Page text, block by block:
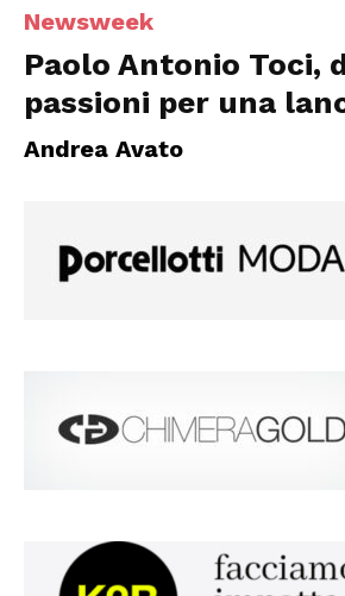
Newsweek
Paolo Antonio Toci,
passioni per una
Andrea Avato